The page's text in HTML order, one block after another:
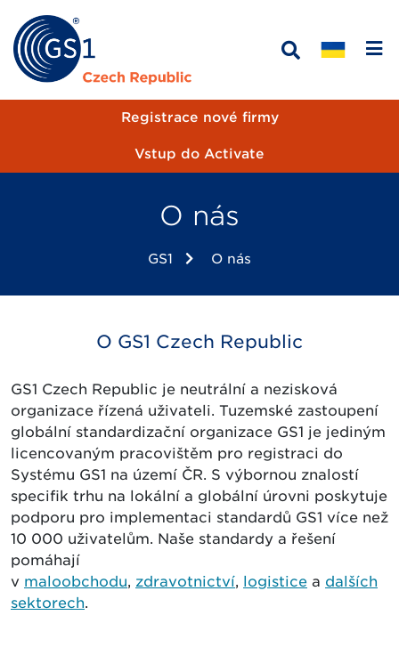
Registrace nové firmy
Vstup do Activate
O nás
GS1 O nás
O GS1 Czech Republic
GS1 Czech Republic je neutrální a nezisková
organizace řízená uživateli. Tuzemské zastoupení
globální standardizační organizace GS1 je jediným
licencovaným pracovištěm pro registraci do
Systému GS1 na území ČR. S výbornou znalostí
specifik trhu na lokální a globální úrovni poskytuje
podporu pro implementaci standardů GS1 více než
10 000 uživatelům. Naše standardy a řešení
pomáhají
v maloobchodu, zdravotnictví, logistice a dalších
sektorech.